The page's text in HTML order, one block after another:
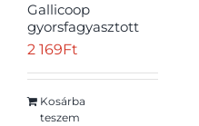
Gallicoop
gyorsfagyasztott
panírozott, sajttal
pulykamellérme
1000 g
2 169Ft
Kosárba
teszem